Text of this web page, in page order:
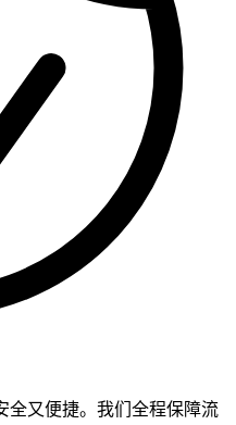
全又便捷。我们全程保障流